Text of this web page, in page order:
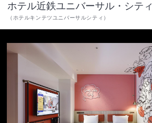
ホテル近鉄ユニバーサル・シティ
（ ホテルキンテツユニバーサルシティ ）